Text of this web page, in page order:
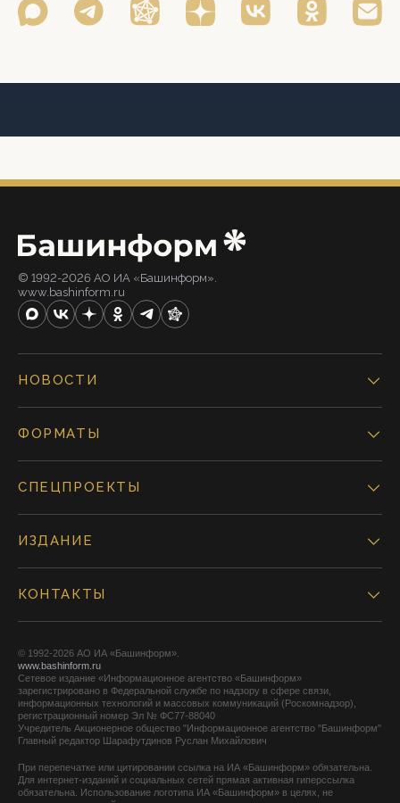
© 1992-2026 АО ИА «Башинформ».
www.bashinform.ru
НОВОСТИ
ФОРМАТЫ
СПЕЦПРОЕКТЫ
ИЗДАНИЕ
КОНТАКТЫ
© 1992-2026 АО ИА «Башинформ».
www.bashinform.ru
Сетевое издание «Информационное агентство «Башинформ»
зарегистрировано в Федеральной службе по надзору в сфере связи,
информационных технологий и массовых коммуникаций (Роскомнадзор),
регистрационный номер Эл № ФС77-88040
Учредитель Акционерное общество "Информационное агентство "Башинформ"
Главный редактор Шарафутдинов Руслан Михайлович
При перепечатке или цитировании ссылка на ИА «Башинформ» обязательна.
Для интернет-изданий и социальных сетей прямая активная гиперссылка
обязательна. Использование логотипа ИА «Башинформ» в целях, не